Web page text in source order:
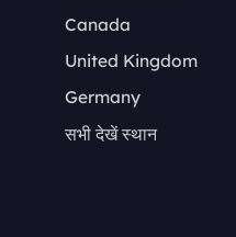
Canada
United Kingdom
Germany
सभी देखें स्थान